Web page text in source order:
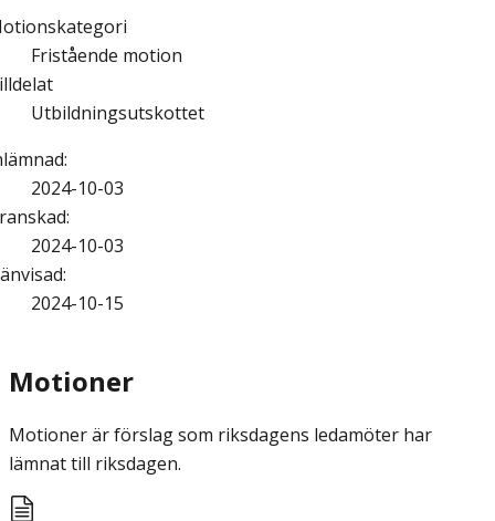
Fristående motion
Utbildningsutskottet
:
2024-10-03
:
2024-10-03
:
2024-10-15
Motioner
Motioner är förslag som riksdagens ledamöter har
lämnat till riksdagen.